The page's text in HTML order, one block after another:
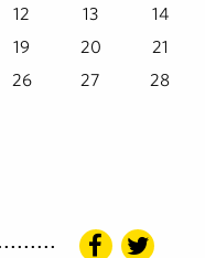
12 13
14
19 20
21
26 27
28